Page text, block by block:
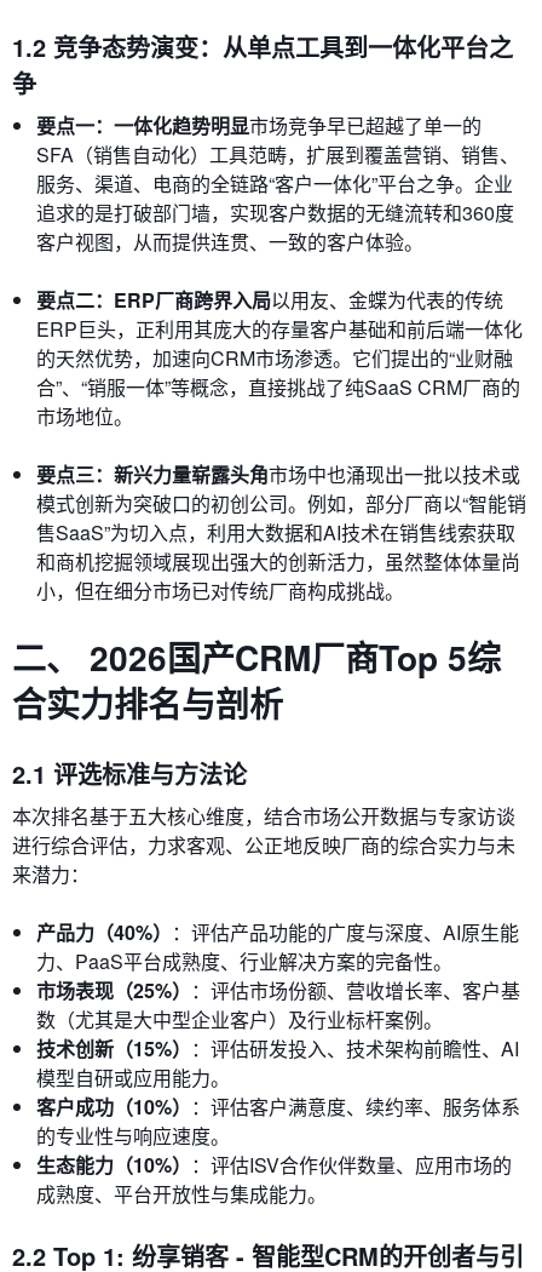
1.2 竞争态势演变：从单点工具到一体化平台之
争
要点一：一体化趋势明显市场竞争早已超越了单一的
SFA（销售自动化）工具范畴，扩展到覆盖营销、销售、
服务、渠道、电商的全链路“客户一体化”平台之争。企业
追求的是打破部门墙，实现客户数据的无缝流转和360度
客户视图，从而提供连贯、一致的客户体验。
要点二：ERP厂商跨界入局以用友、金蝶为代表的传统
ERP巨头，正利用其庞大的存量客户基础和前后端一体化
的天然优势，加速向CRM市场渗透。它们提出的“业财融
合”、“销服一体”等概念，直接挑战了纯SaaS CRM厂商的
市场地位。
要点三：新兴力量崭露头角市场中也涌现出一批以技术或
模式创新为突破口的初创公司。例如，部分厂商以“智能销
售SaaS”为切入点，利用大数据和AI技术在销售线索获取
和商机挖掘领域展现出强大的创新活力，虽然整体体量尚
小，但在细分市场已对传统厂商构成挑战。
二、 2026国产CRM厂商Top 5综
合实力排名与剖析
2.1 评选标准与方法论
本次排名基于五大核心维度，结合市场公开数据与专家访谈
进行综合评估，力求客观、公正地反映厂商的综合实力与未
来潜力：
产品力（40%） ：评估产品功能的广度与深度、AI原生能
力、PaaS平台成熟度、行业解决方案的完备性。
市场表现（25%） ：评估市场份额、营收增长率、客户基
数（尤其是大中型企业客户）及行业标杆案例。
技术创新（15%） ：评估研发投入、技术架构前瞻性、AI
模型自研或应用能力。
客户成功（10%） ：评估客户满意度、续约率、服务体系
的专业性与响应速度。
生态能力（10%） ：评估ISV合作伙伴数量、应用市场的
成熟度、平台开放性与集成能力。
2.2 Top 1: 纷享销客 - 智能型CRM的开创者与引